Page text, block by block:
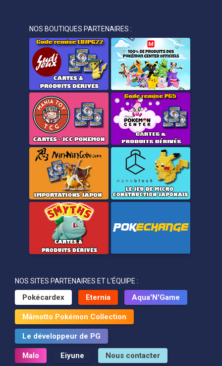
NOS BOUTIQUES PARTENAIRES :
NOS SITES PARTENAIRES ET L’ÉQUIPE :
Pokécardex Eternia Aqua'N'Game
Mâmotto Pokémon Collection
Le développeur de PG
Malo Eiyune Nous contacter